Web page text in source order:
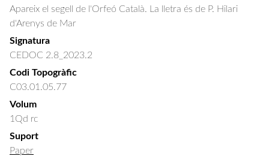
Apareix el segell de l'Orfeó Català. La lletra és de P. Hilari
d'Arenys de Mar
Signatura
CEDOC 2.8_2023.2
Codi Topogràfic
C03.01.05.77
Volum
1Qd rc
Suport
Paper